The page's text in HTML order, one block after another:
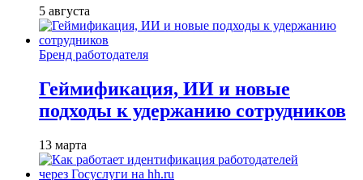
5 августа
Бренд работодателя
Геймификация, ИИ и новые
подходы к удержанию сотрудников
13 марта